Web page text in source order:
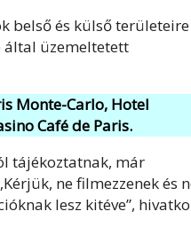
belső és külső területeire
által üzemeltetett
Monte-Carlo, Hotel
Café de Paris.
tájékoztatnak, már
ne filmezzenek és
lesz kitéve”,